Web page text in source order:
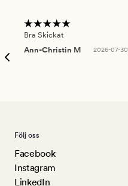
Bra Skickat
Ann-Christin M
2026-07-30
Följ oss
Facebook
Instagram
LinkedIn